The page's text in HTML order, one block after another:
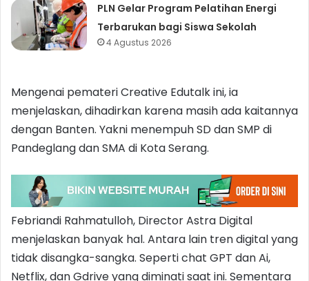
PLN Gelar Program Pelatihan Energi
Terbarukan bagi Siswa Sekolah
4 Agustus 2026
Mengenai pemateri Creative Edutalk ini, ia
menjelaskan, dihadirkan karena masih ada kaitannya
dengan Banten. Yakni menempuh SD dan SMP di
Pandeglang dan SMA di Kota Serang.
Febriandi Rahmatulloh, Director Astra Digital
menjelaskan banyak hal. Antara lain tren digital yang
tidak disangka-sangka. Seperti chat GPT dan Ai,
Netflix, dan Gdrive yang diminati saat ini. Sementara